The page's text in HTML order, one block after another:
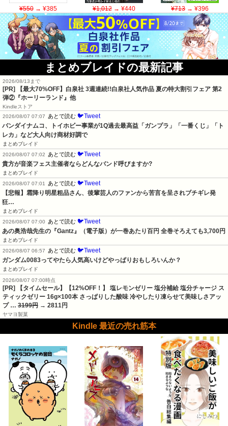
¥550→ ¥385 ¥1,012→ ¥440 ¥713→ ¥396
まとめブレイドの最新記事
2026/08/13まで
[PR] 【最大70%OFF】白泉社 3週連続!!白泉社人気作品 夏の特大割引フェア 第2
弾②『ホーリーランド』他
Kindleストア
2026/08/07 07:07
あとで読む 🐦Tweet
バンダイナムコ、トイホビー事業が1Q過去最高益「ガンプラ」「一番くじ」「ト
レカ」など大人向け商材好調で
まとめブレイド
2026/08/07 07:02
あとで読む 🐦Tweet
貴方が音楽フェス主催者ならどんなバンド呼びますか?
まとめブレイド
2026/08/07 07:01
あとで読む 🐦Tweet
【悲報】霜降り明星粗品さん、後輩芸人のファンから苦言を呈されブチギレ発
狂…
まとめブレイド
2026/08/07 07:00
あとで読む 🐦Tweet
あの奥浩哉先生の『Gantz』（電子版）が一巻あたり百円 全巻そろえても3,700円
まとめブレイド
2026/08/07 06:57
あとで読む 🐦Tweet
ガンダム0083ってやたら人気高いけどやっぱりおもしろいんか？
まとめブレイド
2026/08/07 07:00時点
[PR] 【タイムセール】【12%OFF！】 塩レモンゼリー 塩分補給 塩分チャージ ス
ティックゼリー 16g×100本 さっぱりした酸味 冷やしたり凍らせて美味しさアッ
プ … 3199円 → 2811円
ヤマヨ製菓
Kindle 最近の売れ筋本